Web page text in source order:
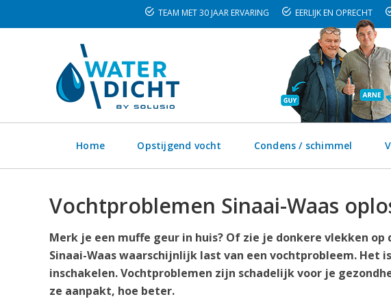
TEAM MET 30 JAAR ERVARING EERLIJK EN OPRECHT
Home Opstijgend vocht Condens / schimmel
Vochtproblemen Sinaai-Waas
Merk je een muffe geur in huis? Of zie je donkere vlekken
Sinaai-Waas waarschijnlijk last van een vochtprobleem. Het
inschakelen. Vochtproblemen zijn schadelijk voor je
ze aanpakt, hoe beter.